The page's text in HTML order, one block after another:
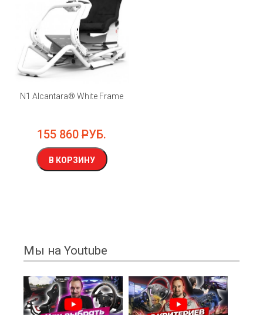
N1 Alcantara® White Frame
155 860 РУБ.
В КОРЗИНУ
Мы на Youtube